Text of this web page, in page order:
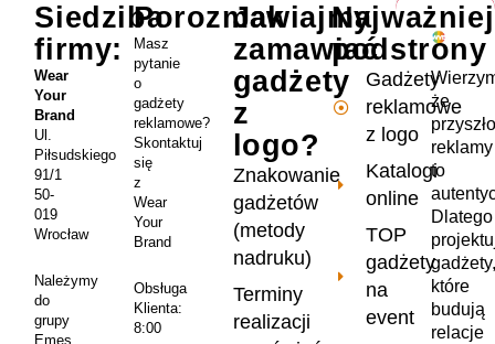
że
reklamy
to
Dlatego
gadżety,
które
budują
relacje
podstrony
Gadżety
reklamowe
z logo
Katalogi
online
TOP
gadżety
na
event
Jak
zamawiać
gadżety
z
logo?
Znakowanie
gadżetów
(metody
nadruku)
Terminy
realizacji
Porozmawiajmy
Masz
pytanie
o
gadżety
reklamowe?
Skontaktuj
się
z
Wear
Your
Brand
Obsługa
Klienta:
8:00
Siedziba
firmy:
Wear
Your
Brand
Ul.
Piłsudskiego
91/1
50-
019
Wrocław
Należymy
do
grupy
Emes